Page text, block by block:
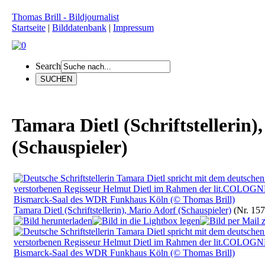
Thomas Brill - Bildjournalist
Startseite | Bilddatenbank | Impressum
Search
Tamara Dietl
(Schauspieler)
Tamara Dietl (Schriftstellerin), Mario Adorf (Schauspieler) (Nr.